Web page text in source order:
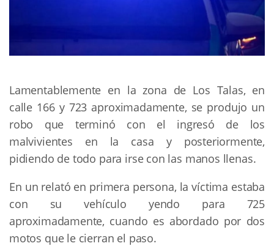
Lamentablemente en la zona de Los Talas, en
calle 166 y 723 aproximadamente, se produjo un
robo que terminó con el ingresó de los
malvivientes en la casa y posteriormente,
pidiendo de todo para irse con las manos llenas.
En un relató en primera persona, la víctima estaba
con su vehículo yendo para 725
aproximadamente, cuando es abordado por dos
motos que le cierran el paso.